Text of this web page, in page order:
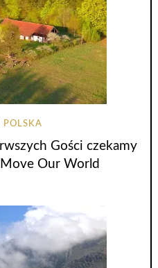
POLSKA
Gości czekamy
Our World